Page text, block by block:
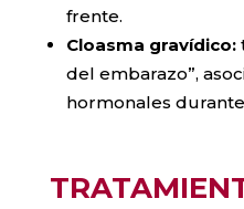
frente.
Cloasma gravídico:
del embarazo”,
hormonales